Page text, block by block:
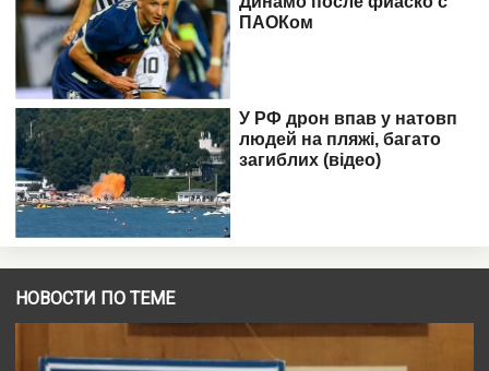
НОВОСТИ ПО ТЕМЕ